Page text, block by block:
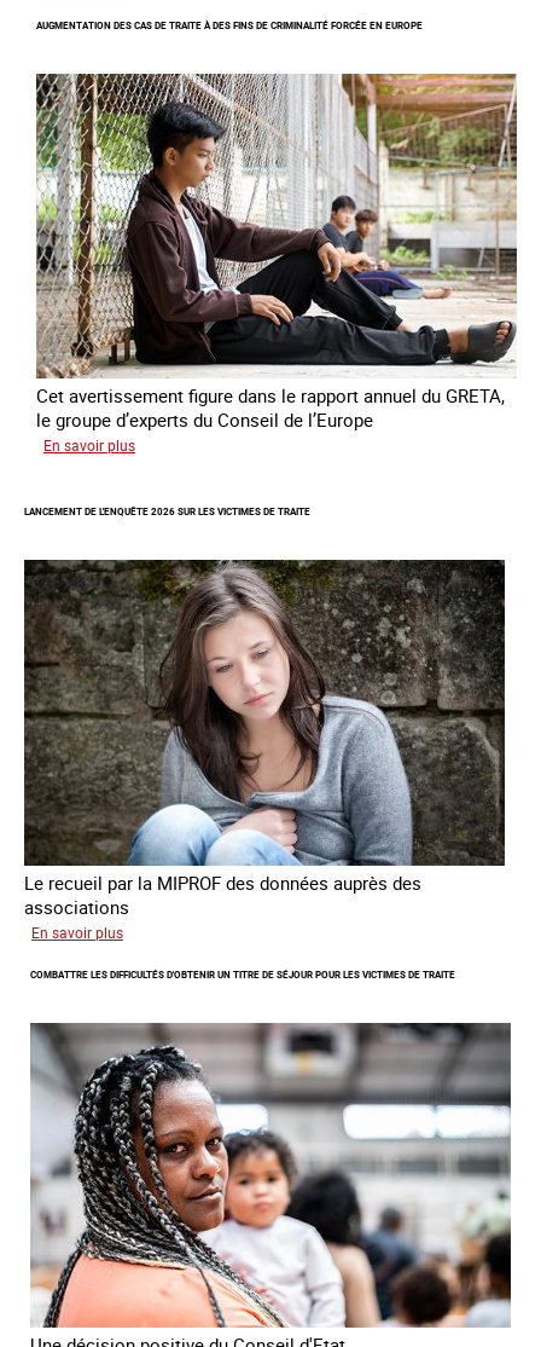
nouveaux
du
combat
contre
l’esclavage
domestique
en
France
AUGMENTATION DES CAS DE TRAITE À DES FINS DE CRIMINALITÉ FORCÉE EN EUROPE
Cet avertissement figure dans le rapport annuel du GRETA,
le groupe d’experts du Conseil de l’Europe
En savoir plus
cas
traite
à
des
fins
de
criminalité
forcée
en
Europe
LANCEMENT DE L'ENQUÊTE 2026 SUR LES VICTIMES DE TRAITE
Le recueil par la MIPROF des données auprès des
associations
En savoir plus
de
2026
sur
les
victimes
de
traite
COMBATTRE LES DIFFICULTÉS D'OBTENIR UN TITRE DE SÉJOUR POUR LES VICTIMES DE TRAITE